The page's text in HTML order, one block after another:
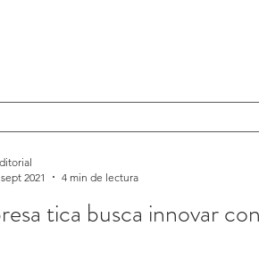
tica busca innovar
2021
4 min de lectura